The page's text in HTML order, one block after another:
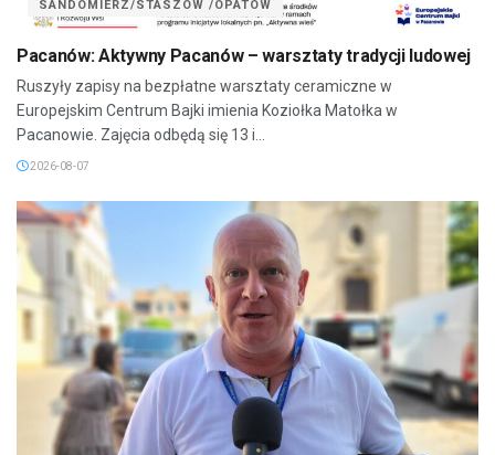
SANDOMIERZ/STASZÓW /OPATÓW
Pacanów: Aktywny Pacanów – warsztaty tradycji ludowej
Ruszyły zapisy na bezpłatne warsztaty ceramiczne w
Europejskim Centrum Bajki imienia Koziołka Matołka w
Pacanowie. Zajęcia odbędą się 13 i...
2026-08-07